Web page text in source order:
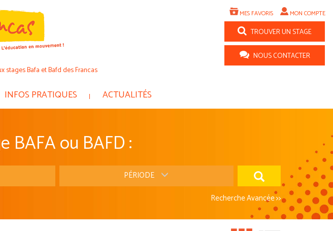
stages Bafa et Bafd des Francas
MES FAVORIS MON COMPTE
TROUVER UN STAGE
NOUS CONTACTER
INFOS PRATIQUES ACTUALITÉS
BAFA ou BAFD :
PÉRIODE
Recherche Avancée >>